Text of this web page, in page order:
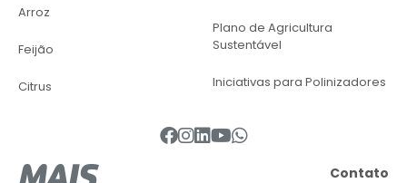
Arroz
Feijão
Citrus
Plano de Agricultura
Sustentável
Iniciativas para Polinizadores
Contato